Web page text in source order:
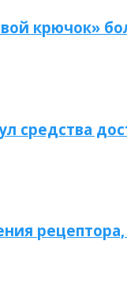
крючок»
средства